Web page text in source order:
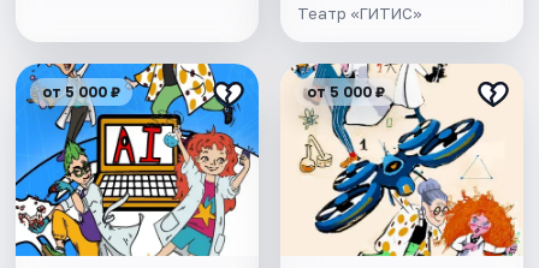
Театр «ГИТИС»
от 5 000 ₽ от 5 000 ₽